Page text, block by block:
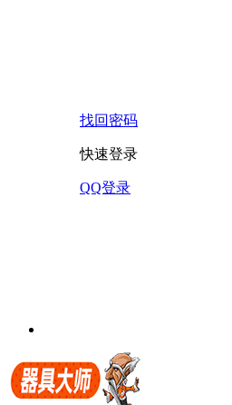
找回密码
快速登录
QQ登录